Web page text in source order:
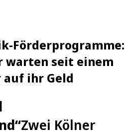
Förderprogramme:
warten seit einem
auf ihr Geld
Zwei Kölner